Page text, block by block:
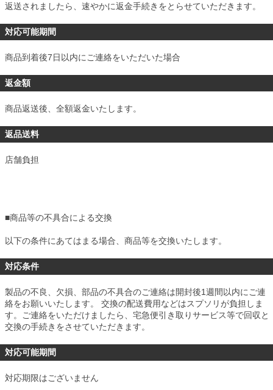
返送されましたら、速やかに返金手続きをとらせていただきます。
対応可能期間
商品到着後7日以内にご連絡をいただいた場合
返金額
商品返送後、全額返金いたします。
返品送料
店舗負担
■商品等の不具合による交換
以下の条件にあてはまる場合、商品等を交換いたします。
対応条件
製品の不良、欠損、部品の不具合のご連絡は開封後1週間以内にご連
絡をお願いいたします。 交換の配送費用などはスプソリが負担しま
す。ご連絡をいただけましたら、宅急便引き取りサービス等で回収と
交換の手続きをさせていただきます。
対応可能期間
対応期限はございません